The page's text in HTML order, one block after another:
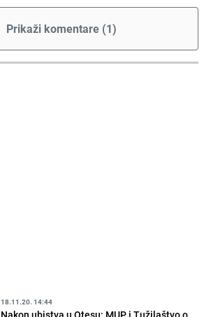
Prikaži komentare (1)
18.11.20. 14:44